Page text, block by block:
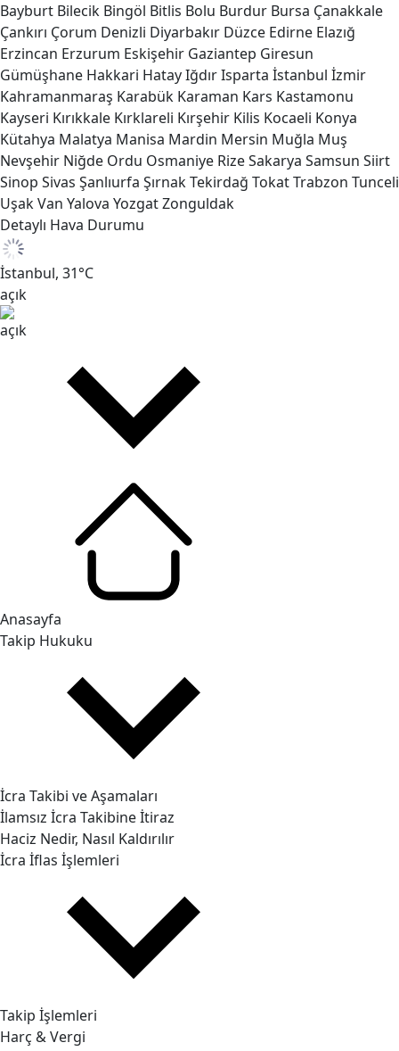
Bayburt Bilecik Bingöl Bitlis Bolu Burdur Bursa Çanakkale
Çankırı Çorum Denizli Diyarbakır Düzce Edirne Elazığ
Erzincan Erzurum Eskişehir Gaziantep Giresun
Gümüşhane Hakkari HatayIğdırIsparta İstanbul İzmir
Kahramanmaraş Karabük Karaman Kars Kastamonu
Kayseri Kırıkkale Kırklareli Kırşehir Kilis Kocaeli Konya
Kütahya Malatya Manisa Mardin Mersin Muğla Muş
Nevşehir Niğde Ordu Osmaniye RizeSakarya Samsun Siirt
Sinop Sivas Şanlıurfa ŞırnakTekirdağ TokatTrabzon Tunceli
UşakVan Yalova YozgatZonguldak
Detaylı Hava Durumu
İstanbul, 31°C
açık
Anasayfa
Takip Hukuku
İcra Takibi ve Aşamaları
İlamsız İcra Takibine İtiraz
Haciz Nedir, Nasıl Kaldırılır
İcra İflas İşlemleri
Takip İşlemleri
Harç & Vergi